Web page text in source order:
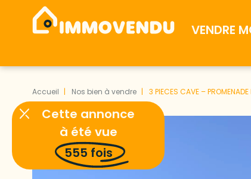
VENDRE
Accueil Nos bien à vendre 3 PIECES CAVE –
Cette annonce
à été vue
555 fois